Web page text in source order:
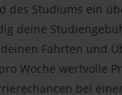
des Studiums ein
deine
Fahrten und
Woche wertvolle
bei